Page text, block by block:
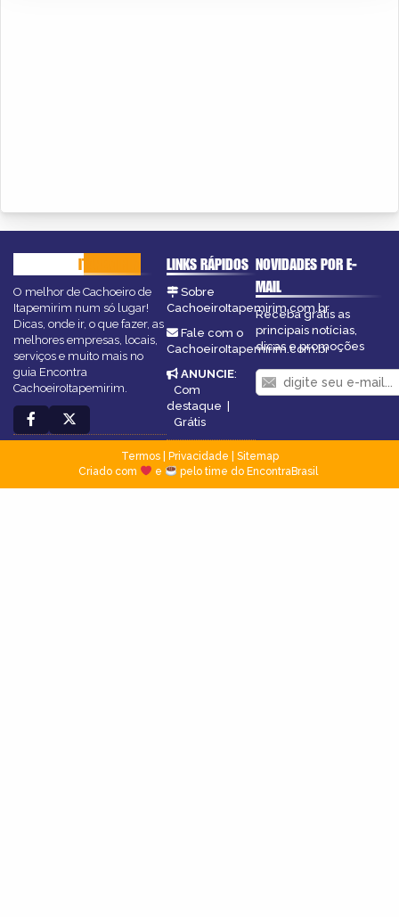
ITAPEMIRIM
O melhor de Cachoeiro de
Itapemirim num só lugar!
Dicas, onde ir, o que fazer, as
melhores empresas, locais,
serviços e muito mais no
guia Encontra
CachoeiroItapemirim.
LINKS RÁPIDOS
Sobre
CachoeiroItapemirim.com.br
Fale com o
CachoeiroItapemirim.com.br
ANUNCIE:
Com
destaque |
Grátis
NOVIDADES POR E-
MAIL
Receba grátis as
principais notícias,
dicas e promoções
Termos| Privacidade
Sitemap
Criado com
e pelo time do EncontraBrasil